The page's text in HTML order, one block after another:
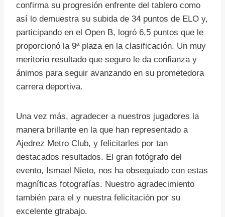
confirma su progresión enfrente del tablero como
así lo demuestra su subida de 34 puntos de ELO y,
participando en el Open B, logró 6,5 puntos que le
proporcionó la 9ª plaza en la clasificación. Un muy
meritorio resultado que seguro le da confianza y
ánimos para seguir avanzando en su prometedora
carrera deportiva.
Una vez más, agradecer a nuestros jugadores la
manera brillante en la que han representado a
Ajedrez Metro Club, y felicitarles por tan
destacados resultados. El gran fotógrafo del
evento, Ismael Nieto, nos ha obsequiado con estas
magníficas fotografías. Nuestro agradecimiento
también para el y nuestra felicitación por su
excelente gtrabajo.